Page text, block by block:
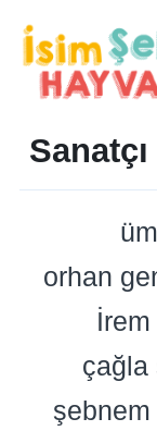
Sanatçı
orhan
çağla
şebnem